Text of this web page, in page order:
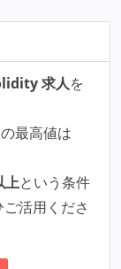
求人を
最高値は
上という条件
活用くださ